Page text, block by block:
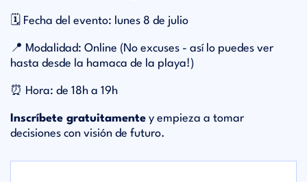
🗓 Fecha del evento: lunes 8 de julio
📍 Modalidad: Online (No excuses - así lo puedes ver
hasta desde la hamaca de la playa!)
⏰ Hora: de 18h a 19h
Inscríbete gratuitamente y empieza a tomar
decisiones con visión de futuro.